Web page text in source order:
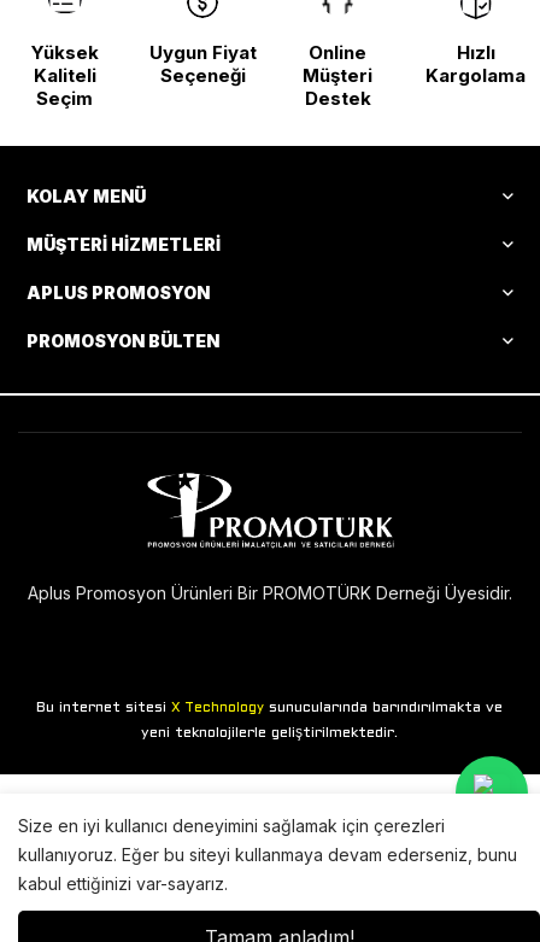
Yüksek
Kaliteli
Seçim
Uygun Fiyat
Seçeneği
Online
Müşteri
Destek
Hızlı
Kargolama
KOLAY MENÜ
MÜŞTERI HIZMETLERI
APLUS PROMOSYON
PROMOSYON BÜLTEN
Aplus Promosyon Ürünleri Bir PROMOTÜRK Derneği Üyesidir.
Bu internet sitesiX Technology sunucularında barındırılmakta ve
yeni teknolojilerle geliştirilmektedir.
Size en iyi kullanıcı deneyimini sağlamak için çerezleri
kullanıyoruz. Eğer bu siteyi kullanmaya devam ederseniz, bunu
kabul ettiğinizi var-sayarız.
Tamam anladım!